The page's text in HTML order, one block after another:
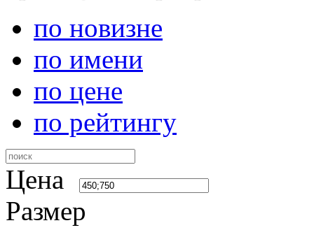
по новизне
по имени
по цене
по рейтингу
Цена
Размер